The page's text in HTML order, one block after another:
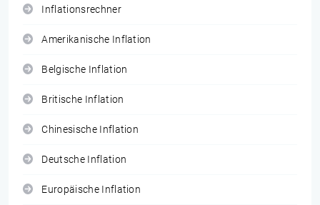
Inflationsrechner
Amerikanische Inflation
Belgische Inflation
Britische Inflation
Chinesische Inflation
Deutsche Inflation
Europäische Inflation